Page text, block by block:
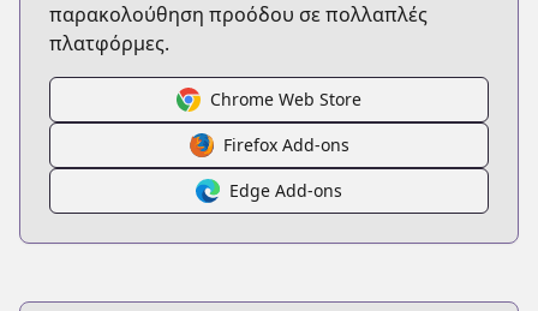
παρακολούθηση προόδου σε πολλαπλές
πλατφόρμες.
Chrome Web Store
Firefox Add-ons
Edge Add-ons